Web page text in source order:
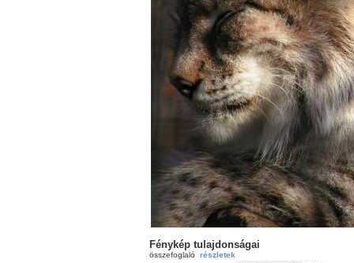
Fénykép tulajdonságai
összefoglaló részletek